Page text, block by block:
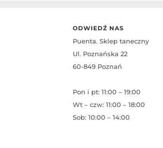
ODWIEDŹ NAS
Puenta. Sklep taneczny
Ul. Poznańska 22
60-849 Poznań
Pon i pt: 11:00 – 19:00
Wt – czw: 11:00 – 18:00
Sob: 10:00 – 14:00